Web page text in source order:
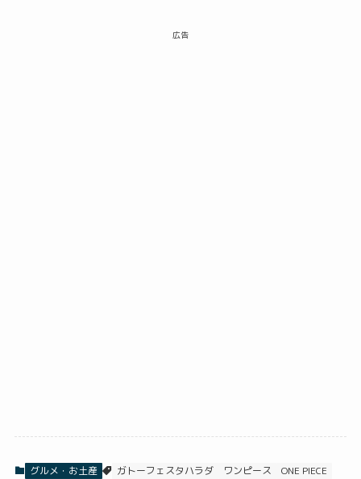
広告
グルメ・お土産 ガトーフェスタハラダ ワンピース ONE PIECE